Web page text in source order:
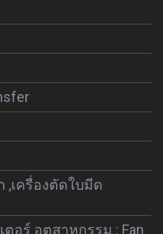
,เครื่องตัดใบมีด
อร์ อุตสาหกรรม : Fan